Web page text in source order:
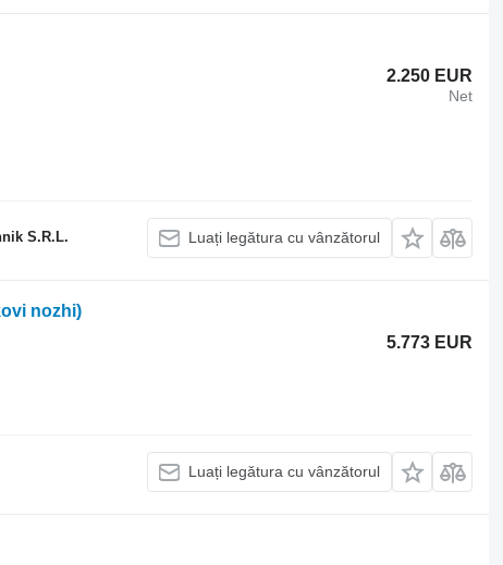
2.250 EUR
Net
S.R.L. Luați legătura cu vânzătorul
nozhi)
5.773 EUR
Luați legătura cu vânzătorul